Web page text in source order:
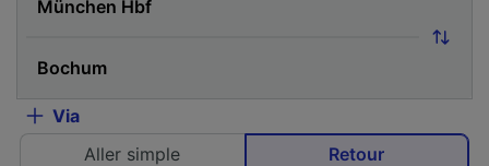
Via
Aller simple
Retour